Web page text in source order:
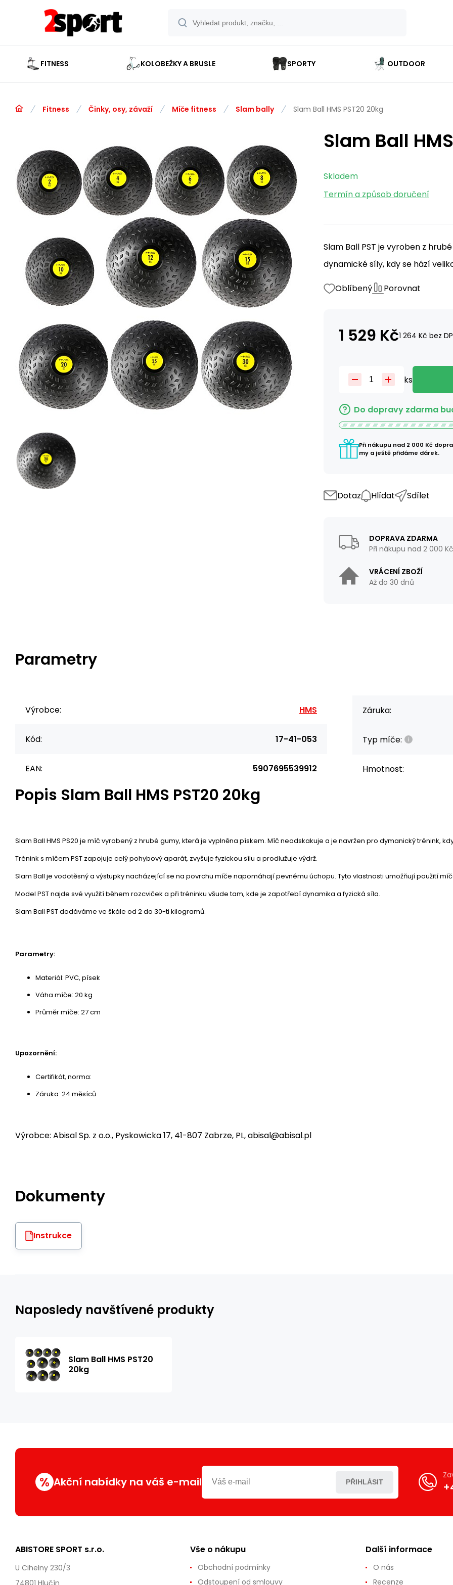
FITNESS KOLOBEŽKY A BRUSLE SPORTY OUTDOOR
Fitness Činky, osy, závaží Míče fitness Slam bally Slam Ball HMS PST20 20kg
Slam Ball
Skladem
Termín a způsob doručení
Slam Ball PST je vyroben z
dynamické síly, kdy se hází
Oblíbený Porovnat
1 529 Kč1 264 Kč bez
ks
Do dopravy zdarma
Při nákupu nad 2 000 Kč
my a ještě přidáme dárek.
Dotaz Hlídat Sdílet
DOPRAVA ZDARMA
Při nákupu nad 2 000 Kč
VRÁCENÍ ZBOŽÍ
Až do 30 dnů
Parametry
Výrobce: HMS
Kód: 17-41-053
EAN: 5907695539912
Záruka:
Typ míče:
Hmotnost:
Popis Slam Ball HMS PST20 20kg
Slam Ball HMS PS20 je míč vyrobený z hrubé gumy, která je vyplněna pískem. Míč neodskakuje a je navržen pro dymanický trénink,
Trénink s míčem PST zapojuje celý pohybový aparát, zvyšuje fyzickou sílu a prodlužuje výdrž.
Slam Ball je vodotěsný a výstupky nacházející se na povrchu míče napomáhají pevnému úchopu. Tyto vlastnosti umožňují použití
Model PST najde své využití během rozcviček a při tréninku všude tam, kde je zapotřebí dynamika a fyzická síla.
Slam Ball PST dodáváme ve škále od 2 do 30-ti kilogramů.
Parametry:
Materiál: PVC, písek
Váha míče: 20 kg
Průměr míče: 27 cm
Upozornění:
Certifikát, norma:
Záruka: 24 měsíců
Výrobce: Abisal Sp. z o.o., Pyskowicka 17, 41-807 Zabrze, PL, abisal@abisal.pl
Dokumenty
Instrukce
Naposledy navštívené produkty
Slam Ball HMS PST20
20kg
% Akční nabídky na váš e-mail PŘIHLÁSIT
ABISTORE SPORT s.r.o.
U Cihelny 230/3
74801 Hlučín
Vše o nákupu
Obchodní podmínky
Odstoupení od smlouvy
Další informace
O nás
Recenze